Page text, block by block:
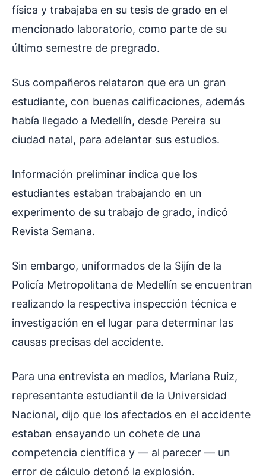
física y trabajaba en su tesis de grado en el
mencionado laboratorio, como parte de su
último semestre de pregrado.
Sus compañeros relataron que era un gran
estudiante, con buenas calificaciones, además
había llegado a Medellín, desde Pereira su
ciudad natal, para adelantar sus estudios.
Información preliminar indica que los
estudiantes estaban trabajando en un
experimento de su trabajo de grado, indicó
Revista Semana.
Sin embargo, uniformados de la Sijín de la
Policía Metropolitana de Medellín se encuentran
realizando la respectiva inspección técnica e
investigación en el lugar para determinar las
causas precisas del accidente.
Para una entrevista en medios, Mariana Ruiz,
representante estudiantil de la Universidad
Nacional, dijo que los afectados en el accidente
estaban ensayando un cohete de una
competencia científica y — al parecer — un
error de cálculo detonó la explosión.